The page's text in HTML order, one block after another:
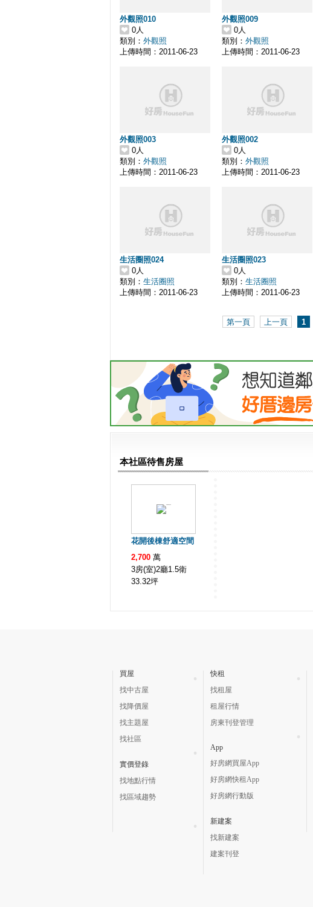
外觀照010
0人
類別： 外觀照
上傳時間：2011-06-23
外觀照009
0人
類別： 外觀照
上傳時間：2011-06-23
外觀照003
0人
類別： 外觀照
上傳時間：2011-06-23
外觀照002
0人
類別： 外觀照
上傳時間：2011-06-23
生活圈照024
0人
類別： 生活圈照
上傳時間：2011-06-23
生活圈照023
0人
類別： 生活圈照
上傳時間：2011-06-23
第一頁 上一頁 1
本社區待售房屋
花開後棟舒適空間
2,700 萬
3房(室)2廳1.5衛
33.32坪
買屋
找中古屋
找降價屋
找主題屋
找社區
實價登錄
找地點行情
找區域趨勢
快租
找租屋
租屋行情
房東刊登管理
App
好房網買屋App
好房網快租App
好房網行動版
新建案
找新建案
建案刊登